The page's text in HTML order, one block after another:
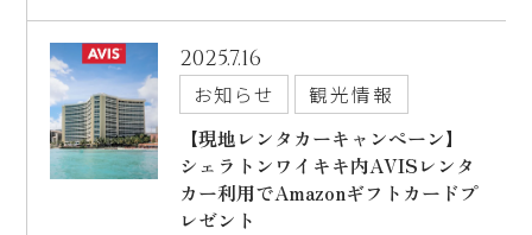
2025.7.16
お知らせ
観光情報
【現地レンタカーキャンペーン】
シェラトンワイキキ内AVISレンタ
カー利用でAmazonギフトカードプ
レゼント
お客様の声
ハワイの最新情報
お問い合わせ
人数
大人2名/子供 0名/添い寝0名/幼児0名
宿泊+航空券を検索